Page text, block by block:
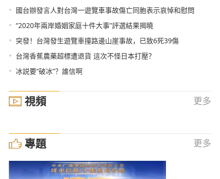
• 國台辦發言人對台灣一遊覽車事故傷亡同胞表示哀悼和慰問
• “2020年兩岸婚姻家庭十件大事”評選結果揭曉
• 突發！台灣發生遊覽車撞路邊山崖事故，已致6死39傷
• 台灣香蕉農藥超標遭退貨 這次不怪日本打壓？
• 冰説要“破冰”？誰信啊
視頻 更多
專題 更多